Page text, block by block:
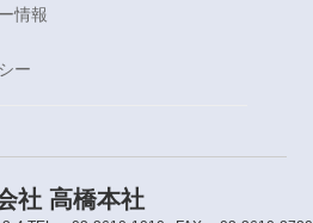
情報
ー
社 高橋本社